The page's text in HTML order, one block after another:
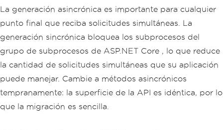
La generación asincrónica es importante para cualquier
punto final que reciba solicitudes simultáneas. La
generación sincrónica bloquea los subprocesos del
grupo de subprocesos de ASP.NET Core , lo que reduce
la cantidad de solicitudes simultáneas que su aplicación
puede manejar. Cambie a métodos asincrónicos
tempranamente: la superficie de la API es idéntica, por lo
que la migración es sencilla.